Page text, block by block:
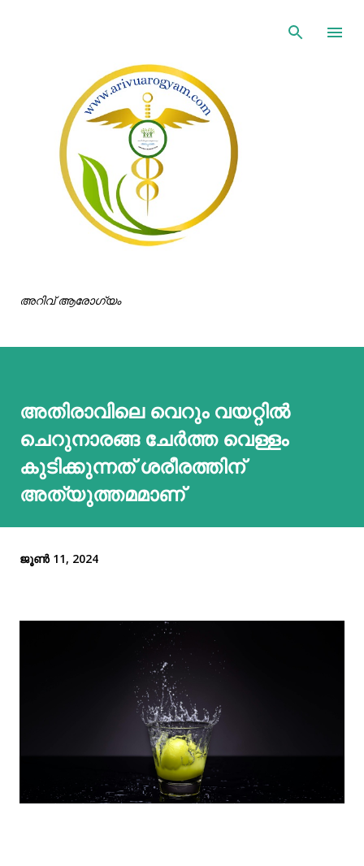
അറിവ് ആരോഗ്യം
അതിരാവിലെ വെറും വയറ്റില്‍
ചെറുനാരങ്ങ ചേര്‍ത്ത വെള്ളം
കുടിക്കുന്നത് ശരീരത്തിന്
അത്യുത്തമമാണ്
ജൂൺ 11, 2024